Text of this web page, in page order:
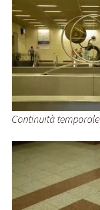
Continuità temporale